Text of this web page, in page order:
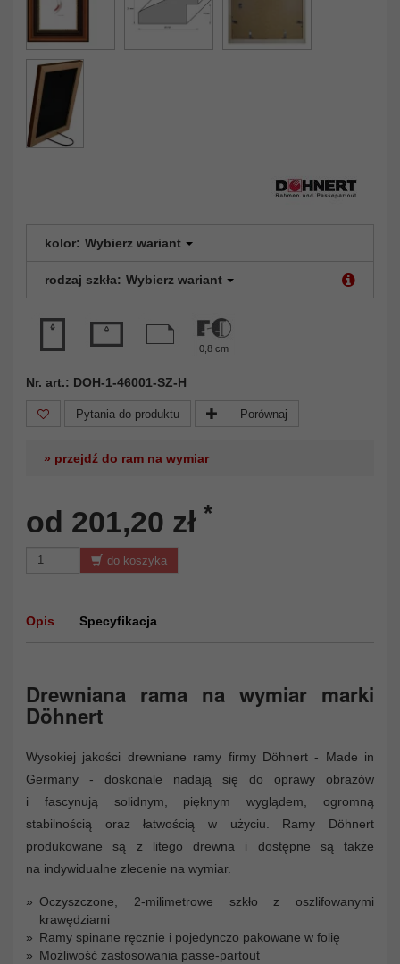
kolor: Wybierz wariant
rodzaj szkła: Wybierz wariant
0,8 cm
Nr. art.: DOH-1-46001-SZ-H
Pytania do produktu Porównaj
» przejdź do ram na wymiar
od 201,20 zł *
do koszyka
Opis Specyfikacja
Drewniana rama na wymiar marki
Döhnert
Wysokiej jakości drewniane ramy firmy Döhnert - Made in
Germany - doskonale nadają się do oprawy obrazów
i fascynują solidnym, pięknym wyglądem, ogromną
stabilnością oraz łatwością w użyciu. Ramy Döhnert
produkowane są z litego drewna i dostępne są także
na indywidualne zlecenie na wymiar.
Oczyszczone, 2-milimetrowe szkło z oszlifowanymi
krawędziami
Ramy spinane ręcznie i pojedynczo pakowane w folię
Możliwość zastosowania passe-partout